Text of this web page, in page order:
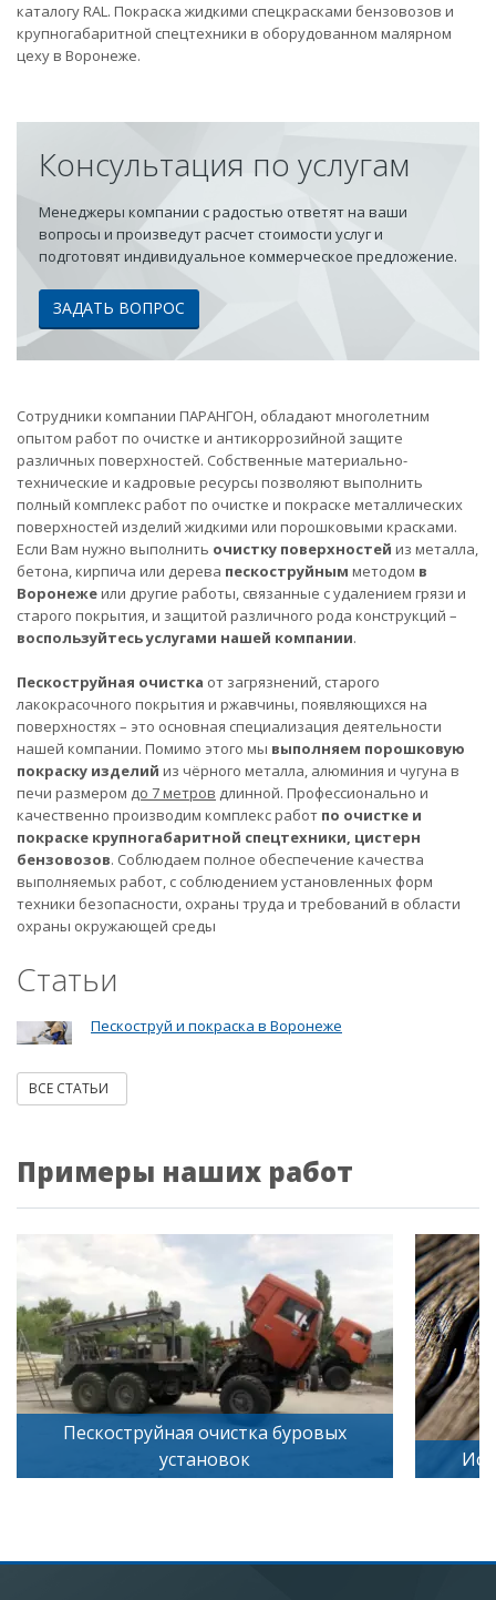
каталогу RAL. Покраска жидкими спецкрасками бензовозов и
крупногабаритной спецтехники в оборудованном малярном
цеху в Воронеже.
Консультация по услугам
Менеджеры компании с радостью ответят на ваши
вопросы и произведут расчет стоимости услуг и
подготовят индивидуальное коммерческое предложение.
ЗАДАТЬ ВОПРОС
Сотрудники компании ПАРАНГОН, обладают многолетним
опытом работ по очистке и антикоррозийной защите
различных поверхностей. Собственные материально-
технические и кадровые ресурсы позволяют выполнить
полный комплекс работ по очистке и покраске металлических
поверхностей изделий жидкими или порошковыми красками.
Если Вам нужно выполнить очистку поверхностей из металла,
бетона, кирпича или дерева пескоструйным методом в
Воронежеили другие работы, связанные с удалением грязи и
старого покрытия, и защитой различного рода конструкций –
воспользуйтесь услугами нашей компании.
Пескоструйная очистка от загрязнений, старого
лакокрасочного покрытия и ржавчины, появляющихся на
поверхностях – это основная специализация деятельности
нашей компании. Помимо этого мы выполняем порошковую
покраску изделий из чёрного металла, алюминия и чугуна в
печи размером до 7 метров длинной. Профессионально и
качественно производим комплекс работ по очистке и
покраске крупногабаритной спецтехники, цистерн
бензовозов. Соблюдаем полное обеспечение качества
выполняемых работ, с соблюдением установленных форм
техники безопасности, охраны труда и требований в области
охраны окружающей среды
Статьи
Пескоструй и покраска в Воронеже
ВСЕ СТАТЬИ
Примеры наших работ
Пескоструйная очистка буровых
установок